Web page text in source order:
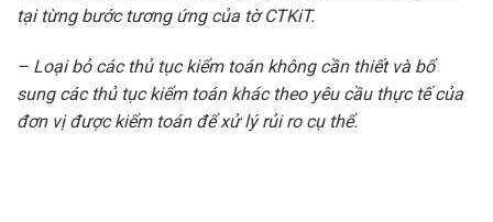
tại từng bước tương ứng của tờ CTKiT.
– Loại bỏ các thủ tục kiểm toán không cần thiết và bổ
sung các thủ tục kiểm toán khác theo yêu cầu thực tế của
đơn vị được kiểm toán để xử lý rủi ro cụ thể.